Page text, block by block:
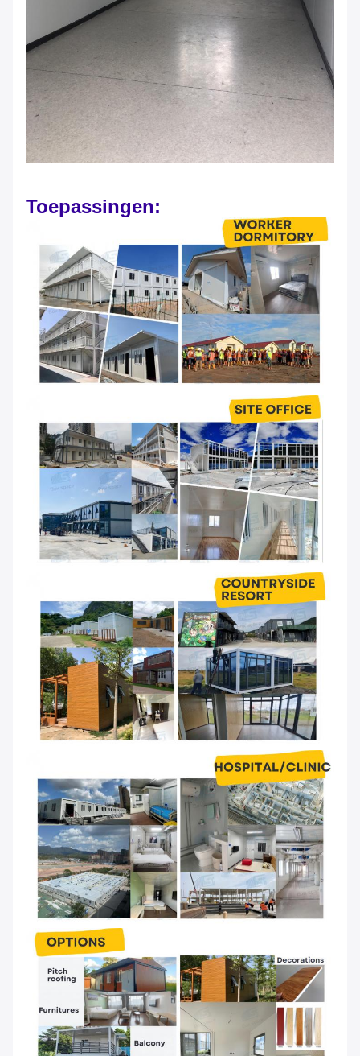
Toepassingen: